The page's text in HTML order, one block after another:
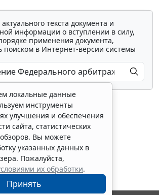
текста документа и
информации о вступлении в силу,
применения документа,
поиском в Интернет-версии системы
Показать все материалы
локальные данные
инструменты
улучшения и обеспечения
сайта, статистических
Вы можете
указанных данных в
Пожалуйста,
их обработки.
Принять